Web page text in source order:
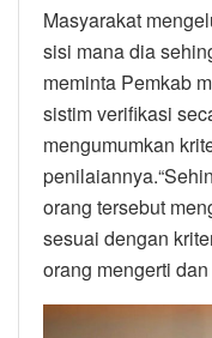
Masyarakat
sisi mana dia
meminta Pemkab
sistim verifikasi
mengumumkan
orang tersebut
sesuai dengan
orang mengerti